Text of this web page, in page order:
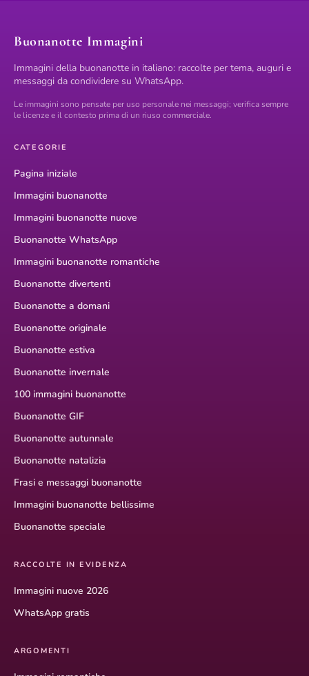
Buonanotte Immagini
Immagini della buonanotte in italiano: raccolte per tema, auguri e
messaggi da condividere su WhatsApp.
Le immagini sono pensate per uso personale nei messaggi; verifica sempre
le licenze e il contesto prima di un riuso commerciale.
CATEGORIE
Pagina iniziale
Immagini buonanotte
Immagini buonanotte nuove
Buonanotte WhatsApp
Immagini buonanotte romantiche
Buonanotte divertenti
Buonanotte a domani
Buonanotte originale
Buonanotte estiva
Buonanotte invernale
100 immagini buonanotte
Buonanotte GIF
Buonanotte autunnale
Buonanotte natalizia
Frasi e messaggi buonanotte
Immagini buonanotte bellissime
Buonanotte speciale
RACCOLTE IN EVIDENZA
Immagini nuove 2026
WhatsApp gratis
ARGOMENTI